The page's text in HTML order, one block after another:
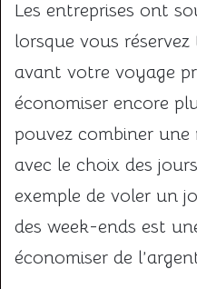
Les entreprises ont
lorsque vous
avant votre voyage
économiser encore
pouvez combiner
avec le choix des
exemple de voler un
des week-ends est
économiser de